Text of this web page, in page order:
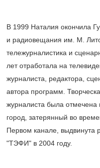
В 1999 Наталия окончила
и радиовещания им. М.
тележурналистика и
лет отработала на
журналиста, редактора,
автора программ.
журналиста была
город, затерянный во
Первом канале, выдвинута
"ТЭФИ" в 2004 году.